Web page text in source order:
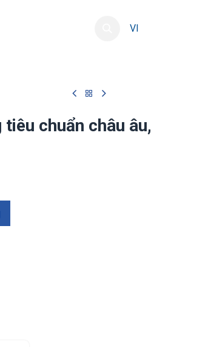
VI
chuẩn châu âu,